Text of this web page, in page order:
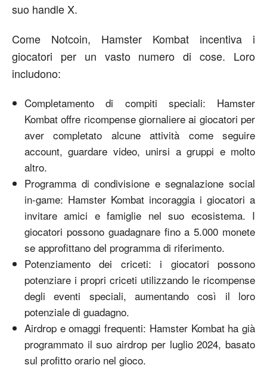
suo handle X.
Come Notcoin, Hamster Kombat incentiva i
giocatori per un vasto numero di cose. Loro
includono:
Completamento di compiti speciali: Hamster
Kombat offre ricompense giornaliere ai giocatori per
aver completato alcune attività come seguire
account, guardare video, unirsi a gruppi e molto
altro.
Programma di condivisione e segnalazione social
in-game: Hamster Kombat incoraggia i giocatori a
invitare amici e famiglie nel suo ecosistema. I
giocatori possono guadagnare fino a 5.000 monete
se approfittano del programma di riferimento.
Potenziamento dei criceti: ​​i giocatori possono
potenziare i propri criceti utilizzando le ricompense
degli eventi speciali, aumentando così il loro
potenziale di guadagno.
Airdrop e omaggi frequenti: Hamster Kombat ha già
programmato il suo airdrop per luglio 2024, basato
sul profitto orario nel gioco.